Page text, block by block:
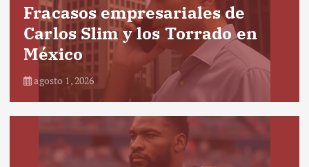
Fracasos empresariales de
Carlos Slim y los Torrado en
México
agosto 1, 2026